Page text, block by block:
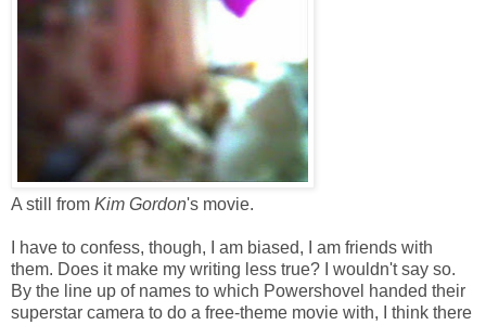
A still from Kim Gordon's movie.
I have to confess, though, I am biased, I am friends with
them. Does it make my writing less true? I wouldn't say so.
By the line up of names to which Powershovel handed their
superstar camera to do a free-theme movie with, I think there